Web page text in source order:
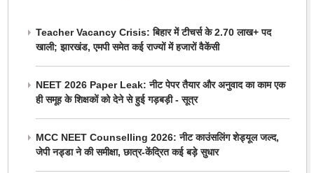
Teacher Vacancy Crisis: बिहार में टीचर्स के 2.70 लाख+ पद
खाली; झारखंड, एमपी समेत कई राज्यों में हजारों वैकेंसी
NEET 2026 Paper Leak: नीट पेपर तैयार और अनुवाद का काम एक
ही समूह के शिक्षकों को देने से हुई गड़बड़ी - सूत्र
MCC NEET Counselling 2026: नीट काउंसलिंग शेड्यूल जल्द,
जेपी नड्डा ने की समीक्षा, छात्र-केंद्रित कई बड़े सुधार